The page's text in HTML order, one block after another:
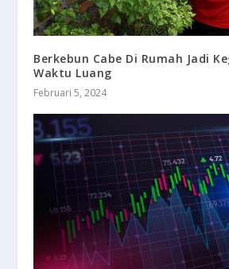
Berkebun Cabe Di Rumah Jadi
Waktu Luang
Februari 5, 2024